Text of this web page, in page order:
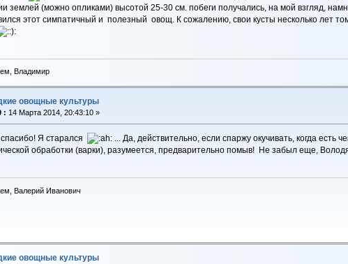
землей (можно опликами) высотой 25-30 см. побеги получались, на мой взгляд,
этот симпатичный и полезный овощ. К сожалению, свои кусты несколько лет
Владимир
овощные культуры
: 14 Марта 2014, 20:43:10 »
Я старался
... Да, действительно, если спаржу окучивать, когда
обработки (варки), разумеется, предварительно помыв! Не забыл еще,
Валерий Иванович
овощные культуры